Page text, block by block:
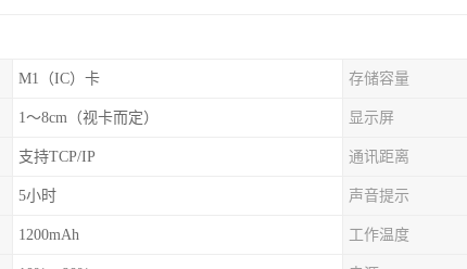
M1（IC）卡 存储容量
1～8cm（视卡而定） 显示屏
支持TCP/IP 通讯距离
5小时 声音提示
1200mAh 工作温度